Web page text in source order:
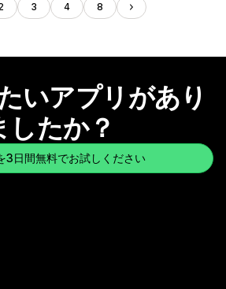
3 4 8
いアプリがあり
したか？
3日間無料でお試しください